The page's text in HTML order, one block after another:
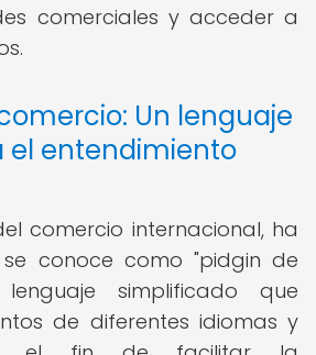
comerciales y acceder a
Un lenguaje
el entendimiento
comercio internacional, ha
conoce como "pidgin de
simplificado que
de diferentes idiomas y